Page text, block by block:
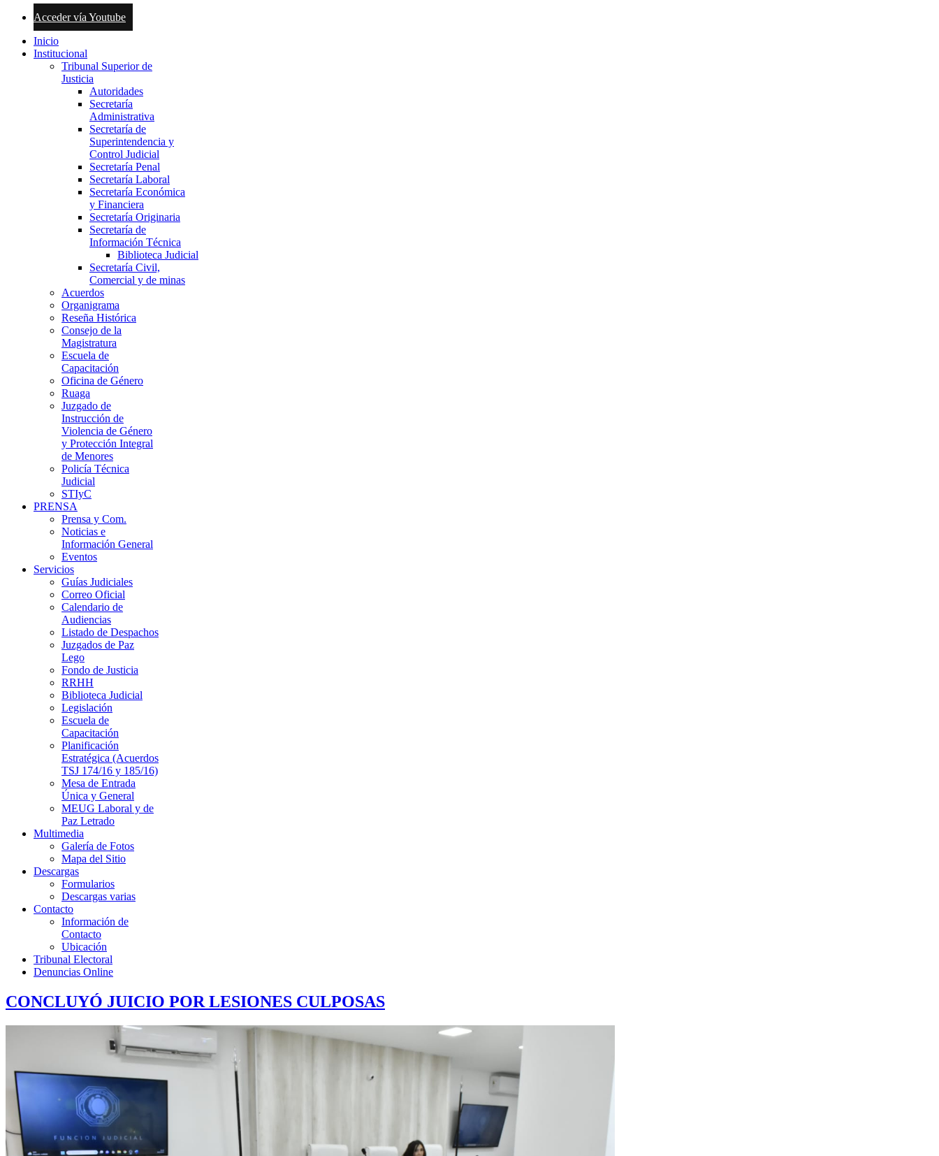
Acceder vía Youtube
Inicio
Institucional
Tribunal Superior de
Justicia
Autoridades
Secretaría
Administrativa
Secretaría de
Superintendencia y
Control Judicial
Secretaría Penal
Secretaría Laboral
Secretaría Económica
y Financiera
Secretaría Originaria
Secretaría de
Información Técnica
Biblioteca Judicial
Secretaría Civil,
Comercial y de minas
Acuerdos
Organigrama
Reseña Histórica
Consejo de la
Magistratura
Escuela de
Capacitación
Oficina de Género
Ruaga
Juzgado de
Instrucción de
Violencia de Género
y Protección Integral
de Menores
Policía Técnica
Judicial
STIyC
PRENSA
Prensa y Com.
Noticias e
Información General
Eventos
Servicios
Guías Judiciales
Correo Oficial
Calendario de
Audiencias
Listado de Despachos
Juzgados de Paz
Lego
Fondo de Justicia
RRHH
Biblioteca Judicial
Legislación
Escuela de
Capacitación
Planificación
Estratégica (Acuerdos
TSJ 174/16 y 185/16)
Mesa de Entrada
Única y General
MEUG Laboral y de
Paz Letrado
Multimedia
Galería de Fotos
Mapa del Sitio
Descargas
Formularios
Descargas varias
Contacto
Información de
Contacto
Ubicación
Tribunal Electoral
Denuncias Online
CONCLUYÓ JUICIO POR LESIONES CULPOSAS